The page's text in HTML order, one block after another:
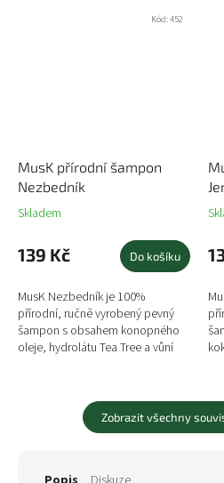
MusK přírodní šampon
Nezbedník
Skladem
139 Kč Do košíku
MusK Nezbedník je 100%
přírodní, ručně vyrobený pevný
šampon s obsahem konopného
oleje, hydrolátu Tea Tree a vůní
Kód:452
Zobrazit všechny